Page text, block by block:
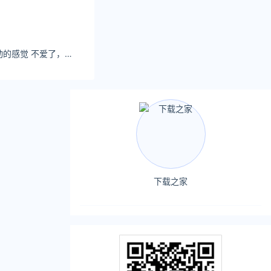
一只妮：糟糕是心动的感觉 不爱了，不想了，不痛了，放手了，我们终究陌生了
下载之家